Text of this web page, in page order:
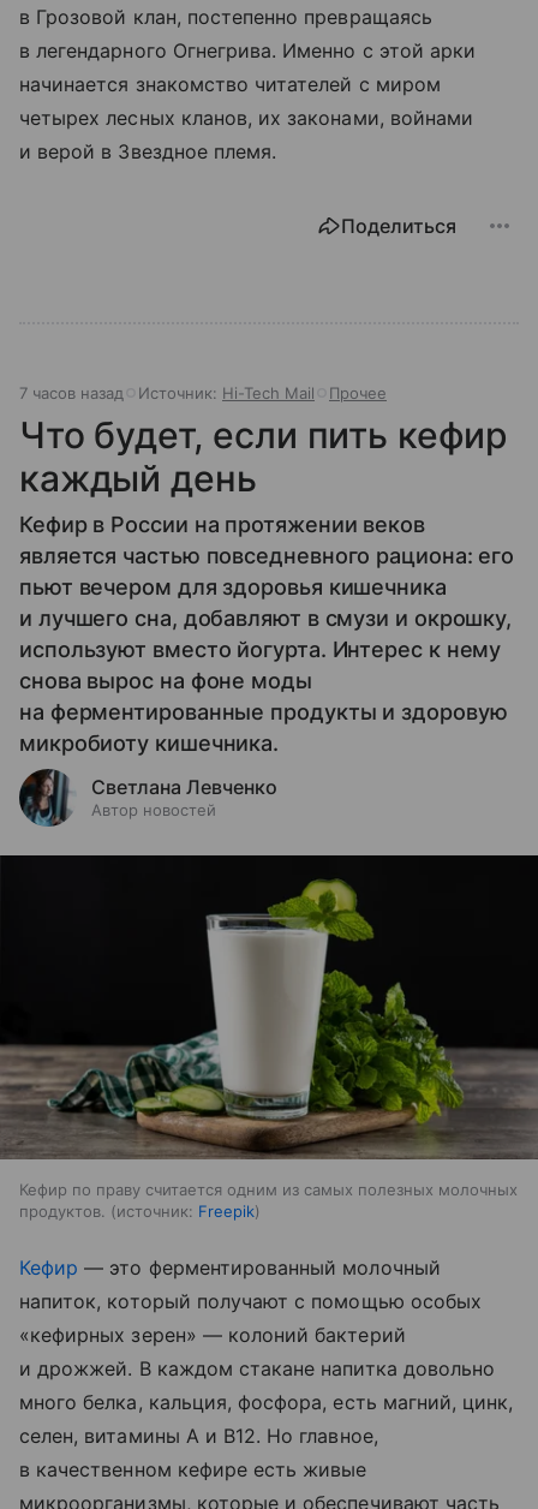
в Грозовой клан, постепенно превращаясь
в легендарного Огнегрива. Именно с этой арки
начинается знакомство читателей с миром
четырех лесных кланов, их законами, войнами
и верой в Звездное племя.
Поделиться
7 часов назад Источник: Hi-Tech Mail Прочее
Что будет, если пить кефир
каждый день
Кефир в России на протяжении веков
является частью повседневного рациона: его
пьют вечером для здоровья кишечника
и лучшего сна, добавляют в смузи и окрошку,
используют вместо йогурта. Интерес к нему
снова вырос на фоне моды
на ферментированные продукты и здоровую
микробиоту кишечника.
Светлана Левченко
Автор новостей
Кефир по праву считается одним из самых полезных молочных
продуктов.
источник: Freepik
Кефир — это ферментированный молочный
напиток, который получают с помощью особых
«кефирных зерен» — колоний бактерий
и дрожжей. В каждом стакане напитка довольно
много белка, кальция, фосфора, есть магний, цинк,
селен, витамины A и B12. Но главное,
в качественном кефире есть живые
микроорганизмы, которые и обеспечивают часть